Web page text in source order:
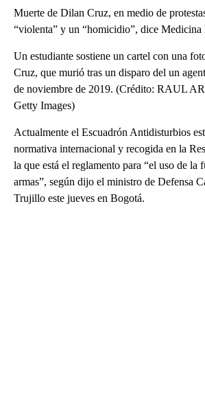
Muerte de Dilan Cruz, en medio de
“violenta” y un “homicidio”, dice Medicina
Un estudiante sostiene un cartel con una
Cruz, que murió tras un disparo del un
de noviembre de 2019. (Crédito: RAUL
Getty Images)
Actualmente el Escuadrón Antidisturbios
normativa internacional y recogida en la
la que está el reglamento para “el uso de la
armas”, según dijo el ministro de Defensa
Trujillo este jueves en Bogotá.